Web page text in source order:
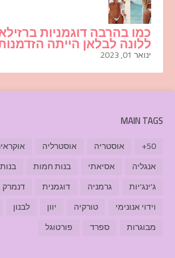
כמו בהרבה דוגמניות
ללונה לבלאן הייתה
ינואר 01, 2023
MAIN TAGS
50+ אוסטריה אוסטרליה
אנגליה
אסיאתי בנות חמות
ג'ינג'יות
גרמניה דוגמנית דנמרק
וידוי אנונימי
טורקיה יוון לבנון
מבוגרות
ספרד פורטוגל